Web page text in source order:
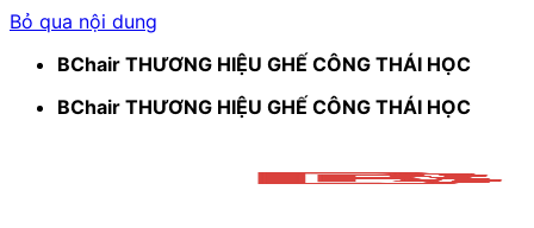
Bỏ qua nội dung
BChair THƯƠNG HIỆU GHẾ CÔNG THÁI HỌC
BChair THƯƠNG HIỆU GHẾ CÔNG THÁI HỌC